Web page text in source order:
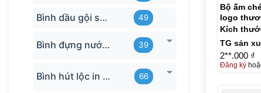
Bình dầu gội sữa tắm 49
Bình đựng nước in logo 39
Bình hút lộc in logo 66
Bộ ấm
logo
650ml KQ-
Kích
TG sản
2**.000 ₫
Đăng ký